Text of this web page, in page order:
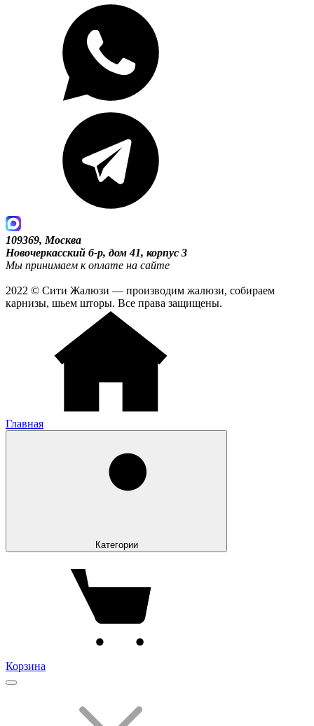
109369, Москва
Новочеркасский б-р, дом 41, корпус 3
Мы принимаем к оплате на сайте
2022 © Сити Жалюзи — производим жалюзи, собираем
карнизы, шьем шторы. Все права защищены.
Главная
Категории
Корзина